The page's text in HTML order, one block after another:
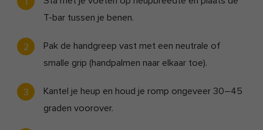
T-bar tussen je benen.
Pak de handgreep vast met een neutrale of
smalle grip (handpalmen naar elkaar toe).
Kantel je heup en houd je romp ongeveer 30–45
graden voorover.